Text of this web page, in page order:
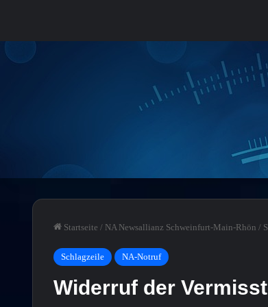
Startseite / NA Newsallianz Schweinfurt-Main-Rhön /
Schlagzeile NA-Notruf
Widerruf der